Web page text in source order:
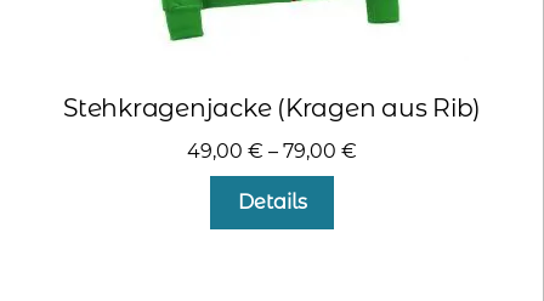
Stehkragenjacke (Kragen aus Rib)
49,00 € – 79,00 €
Details